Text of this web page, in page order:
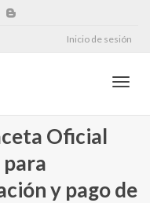
Inicio de sesión
Oficial
y pago de